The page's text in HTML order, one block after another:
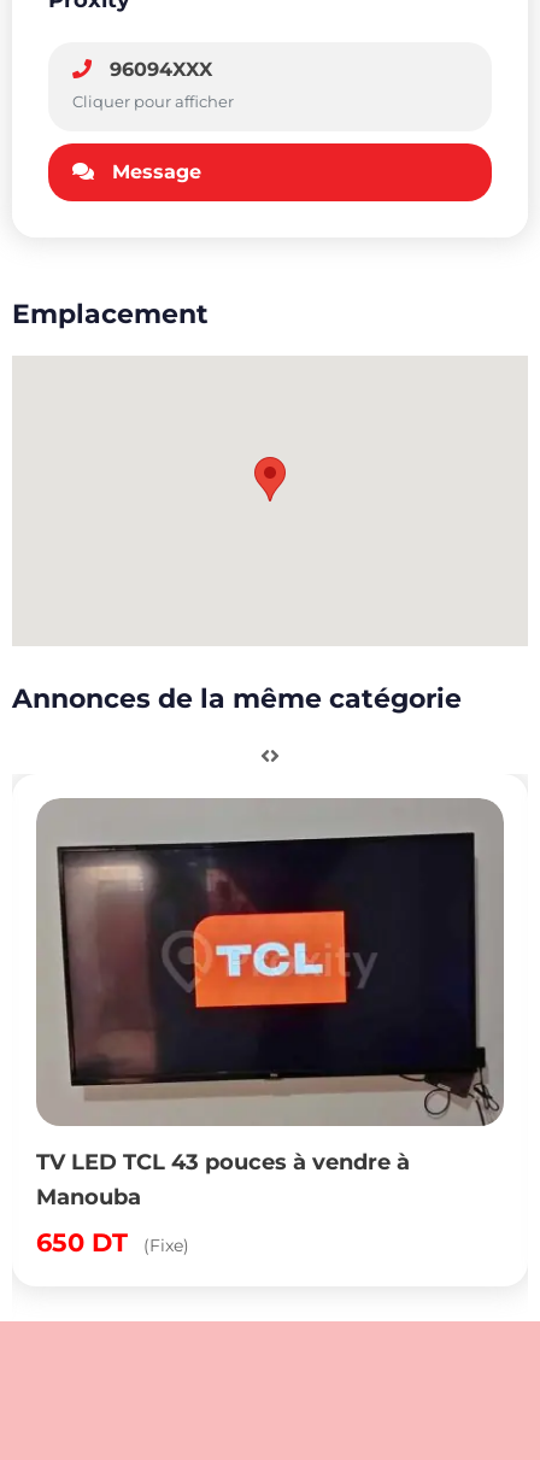
96094XXX
Cliquer pour afficher
Message
Emplacement
Annonces de la même catégorie
TV LED TCL 43 pouces à vendre à
Manouba
650 DT (Fixe)